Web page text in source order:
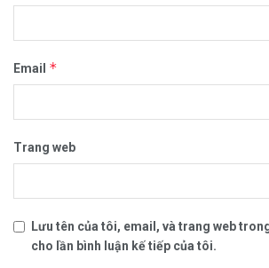
Email *
Trang web
Lưu tên của tôi, email, và trang web
cho lần bình luận kế tiếp của tôi.